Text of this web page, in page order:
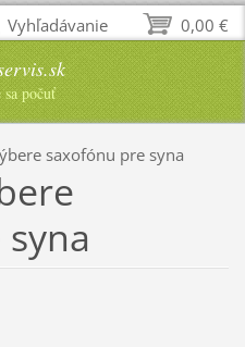
počuť
saxofónu pre syna
0,00 €
Vyhľadávanie